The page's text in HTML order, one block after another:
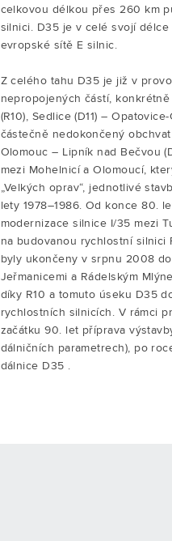
celkovou délkou přes 260 km
silnici. D35 je v celé svojí
evropské sítě E silnic.
Z celého tahu D35 je již v
nepropojených částí,
(R10), Sedlice (D11) –
částečně nedokončený
Olomouc – Lipník nad Bečvou
mezi Mohelnicí a Olomoucí,
„Velkých oprav“, jednotlivé
lety 1978–1986. Od konce 80.
modernizace silnice I/35 mezi
na budovanou rychlostní silnici
byly ukončeny v srpnu 2008
Jeřmanicemi a Rádelským
díky R10 a tomuto úseku D35
rychlostních silnicích. V rámci
začátku 90. let příprava
dálničních parametrech), po
dálnice D35 .